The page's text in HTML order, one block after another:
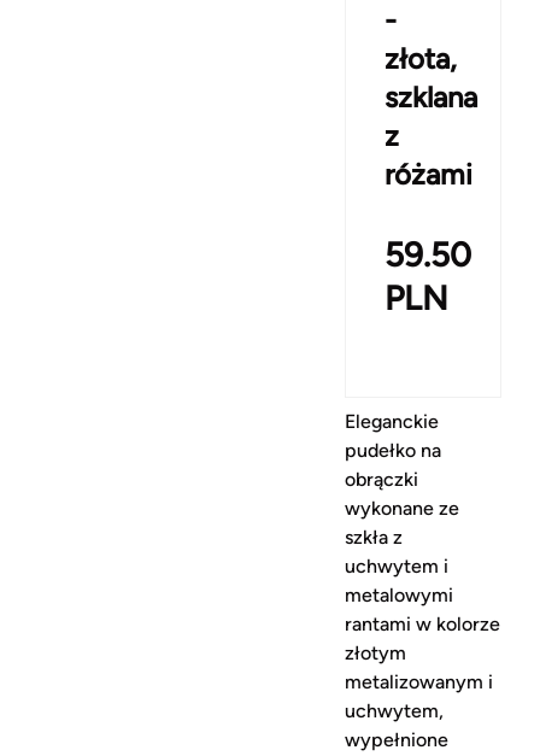
-
złota,
szklana
z
różami
59.50
PLN
Eleganckie
pudełko na
obrączki
wykonane ze
szkła z
uchwytem i
metalowymi
rantami w kolorze
złotym
metalizowanym i
uchwytem,
wypełnione